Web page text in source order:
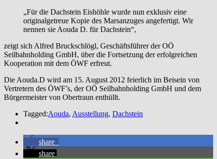
„Für die Dachstein Eishöhle wurde nun exklusiv eine
originalgetreue Kopie des Marsanzuges angefertigt. Wir
nennen sie Aouda D. für Dachstein“,
zeigt sich Alfred Bruckschlögl, Geschäftsführer der OÖ
Seilbahnholding GmbH, über die Fortsetzung der erfolgreichen
Kooperation mit dem ÖWF erfreut.
Die Aouda.D wird am 15. August 2012 feierlich im Beisein von
Vertretern des ÖWF’s, der OÖ Seilbahnholding GmbH und dem
Bürgermeister von Obertraun enthüllt.
Tagged:Aouda, Ausstellung, Dachstein
share
share